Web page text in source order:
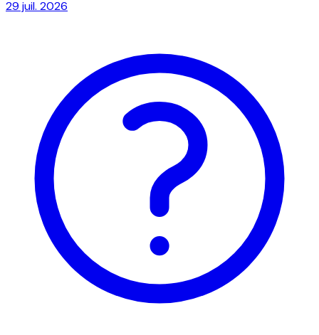
29 juil. 2026